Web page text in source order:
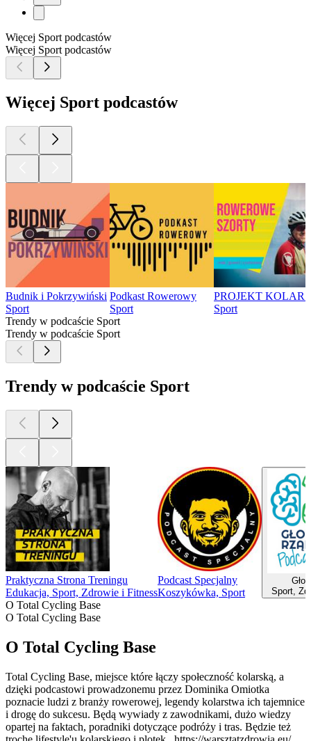
Więcej Sport podcastów
Więcej Sport podcastów
Więcej Sport podcastów
Budnik i Pokrzywiński
Sport
Podkast Rowerowy
Sport
PROJEKT
Sport
Trendy w podcaście Sport
Trendy w podcaście Sport
Trendy w podcaście Sport
Praktyczna Strona Treningu
Edukacja, Sport, Zdrowie i Fitness
Podcast Specjalny
Koszykówka, Sport
Sport,
O Total Cycling Base
O Total Cycling Base
O Total Cycling Base
Total Cycling Base, miejsce które łączy społeczność kolarską, a
dzięki podcastowi prowadzonemu przez Dominika Omiotka
poznacie ludzi z branży rowerowej, legendy kolarstwa ich tajemnice
i drogę do sukcesu. Będą wywiady z zawodnikami, dużo wiedzy
opartej na faktach, poradniki dotyczące podróży i tras. Będzie też